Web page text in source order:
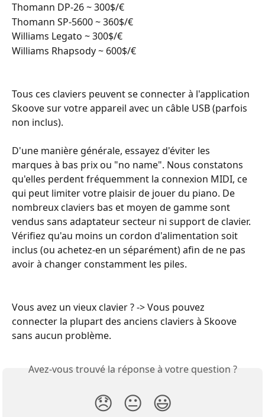
Thomann DP-26 ~ 300$/€
Thomann SP-5600 ~ 360$/€
Williams Legato ~ 300$/€
Williams Rhapsody ~ 600$/€
Tous ces claviers peuvent se connecter à l'application
Skoove sur votre appareil avec un câble USB (parfois
non inclus).
D'une manière générale, essayez d'éviter les
marques à bas prix ou "no name". Nous constatons
qu'elles perdent fréquemment la connexion MIDI, ce
qui peut limiter votre plaisir de jouer du piano. De
nombreux claviers bas et moyen de gamme sont
vendus sans adaptateur secteur ni support de clavier.
Vérifiez qu'au moins un cordon d'alimentation soit
inclus (ou achetez-en un séparément) afin de ne pas
avoir à changer constamment les piles.
Vous avez un vieux clavier ? -> Vous pouvez
connecter la plupart des anciens claviers à Skoove
sans aucun problème.
Avez-vous trouvé la réponse à votre question ?
😞 😐 😃